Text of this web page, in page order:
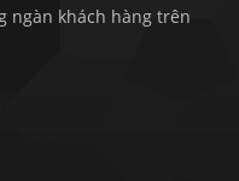
ngàn khách hàng trên